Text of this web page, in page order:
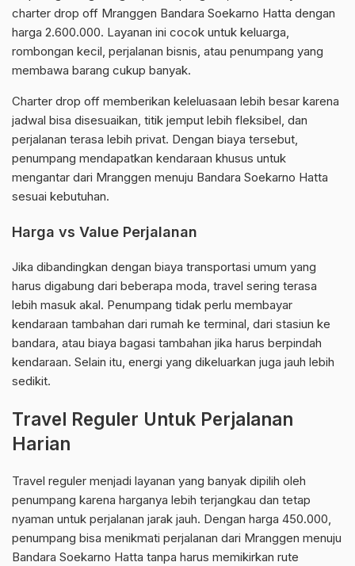
charter drop off Mranggen Bandara Soekarno Hatta dengan
harga 2.600.000. Layanan ini cocok untuk keluarga,
rombongan kecil, perjalanan bisnis, atau penumpang yang
membawa barang cukup banyak.
Charter drop off memberikan keleluasaan lebih besar karena
jadwal bisa disesuaikan, titik jemput lebih fleksibel, dan
perjalanan terasa lebih privat. Dengan biaya tersebut,
penumpang mendapatkan kendaraan khusus untuk
mengantar dari Mranggen menuju Bandara Soekarno Hatta
sesuai kebutuhan.
Harga vs Value Perjalanan
Jika dibandingkan dengan biaya transportasi umum yang
harus digabung dari beberapa moda, travel sering terasa
lebih masuk akal. Penumpang tidak perlu membayar
kendaraan tambahan dari rumah ke terminal, dari stasiun ke
bandara, atau biaya bagasi tambahan jika harus berpindah
kendaraan. Selain itu, energi yang dikeluarkan juga jauh lebih
sedikit.
Travel Reguler Untuk Perjalanan
Harian
Travel reguler menjadi layanan yang banyak dipilih oleh
penumpang karena harganya lebih terjangkau dan tetap
nyaman untuk perjalanan jarak jauh. Dengan harga 450.000,
penumpang bisa menikmati perjalanan dari Mranggen menuju
Bandara Soekarno Hatta tanpa harus memikirkan rute